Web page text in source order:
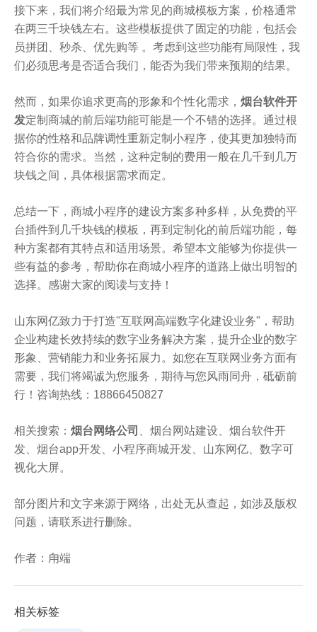
接下来，我们将介绍最为常见的商城模板方案，价格通常
在两三千块钱左右。这些模板提供了固定的功能，包括会
员拼团、秒杀、优先购等 。考虑到这些功能有局限性，我
们必须思考是否适合我们，能否为我们带来预期的结果。
然而，如果你追求更高的形象和个性化需求， 烟台软件开
发定制商城的前后端功能可能是一个不错的选择。通过根
据你的性格和品牌调性重新定制小程序，使其更加独特而
符合你的需求。当然，这种定制的费用一般在几千到几万
块钱之间，具体根据需求而定。
总结一下，商城小程序的建设方案多种多样，从免费的平
台插件到几千块钱的模板，再到定制化的前后端功能，每
种方案都有其特点和适用场景。希望本文能够为你提供一
些有益的参考，帮助你在商城小程序的道路上做出明智的
选择。感谢大家的阅读与支持！
山东网亿致力于打造"互联网高端数字化建设业务"，帮助
企业构建长效持续的数字业务解决方案，提升企业的数字
形象、营销能力和业务拓展力。如您在互联网业务方面有
需要，我们将竭诚为您服务，期待与您风雨同舟，砥砺前
行！咨询热线：18866450827
相关搜索： 烟台网络公司
、烟台网站建设、烟台软件开
发、烟台app开发、小程序商城开发、山东网亿、数字可
视化大屏。
部分图片和文字来源于网络，出处无从查起，如涉及版权
问题，请联系进行删除。
作者：甪端
相关标签